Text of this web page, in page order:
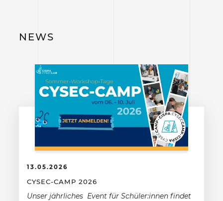
NEWS
13.05.2026
CYSEC-CAMP 2026
Unser jährliches Event für Schüler:innen findet